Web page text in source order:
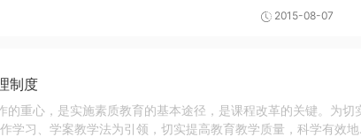
2015-08-07
制度
的重心，是实施素质教育的基本途径，是课程改革的关键。为
学习、学案教学法为引领，切实提高教育教学质量，科学有效地